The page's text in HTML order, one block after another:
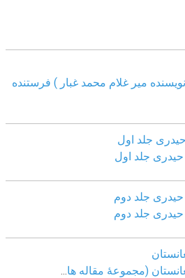
میر غلام محمد غبار ) فرستنده
حیدری جلد اول
حیدری جلد اول
حیدری جلد دوم
حیدری جلد دوم
(مجموعۀ مقاله ها